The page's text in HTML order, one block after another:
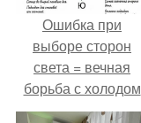
Ошибка при
выборе сторон
света = вечная
борьба с холодом
или светом.